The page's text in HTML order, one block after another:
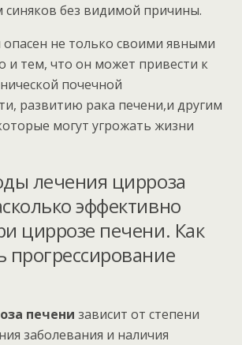
синяков без видимой причины.
не только своими явными
и тем, что он может привести к
почечной
развитию рака печени,и другим
могут угрожать жизни
лечения цирроза
эффективно
циррозе печени. Как
прогрессирование
печени зависит от степени
заболевания и наличия